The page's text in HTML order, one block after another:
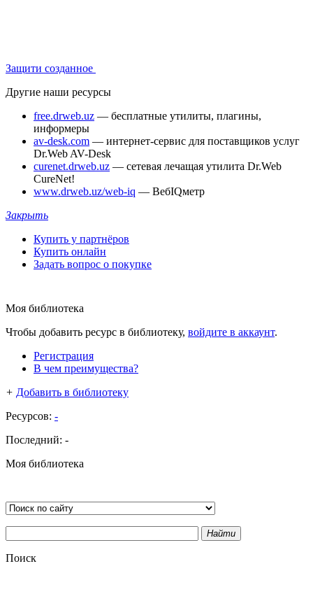
Защити созданное
Другие наши ресурсы
free.drweb.uz — бесплатные утилиты, плагины,
информеры
av-desk.com — интернет-сервис для поставщиков услуг
Dr.Web AV-Desk
curenet.drweb.uz — сетевая лечащая утилита Dr.Web
CureNet!
www.drweb.uz/web-iq — ВебIQметр
Закрыть
Купить у партнёров
Купить онлайн
Задать вопрос о покупке
Моя библиотека
Чтобы добавить ресурс в библиотеку, войдите в аккаунт.
Регистрация
В чем преимущества?
+ Добавить в библиотеку
Ресурсов: -
Последний: -
Моя библиотека
Найти
Поиск